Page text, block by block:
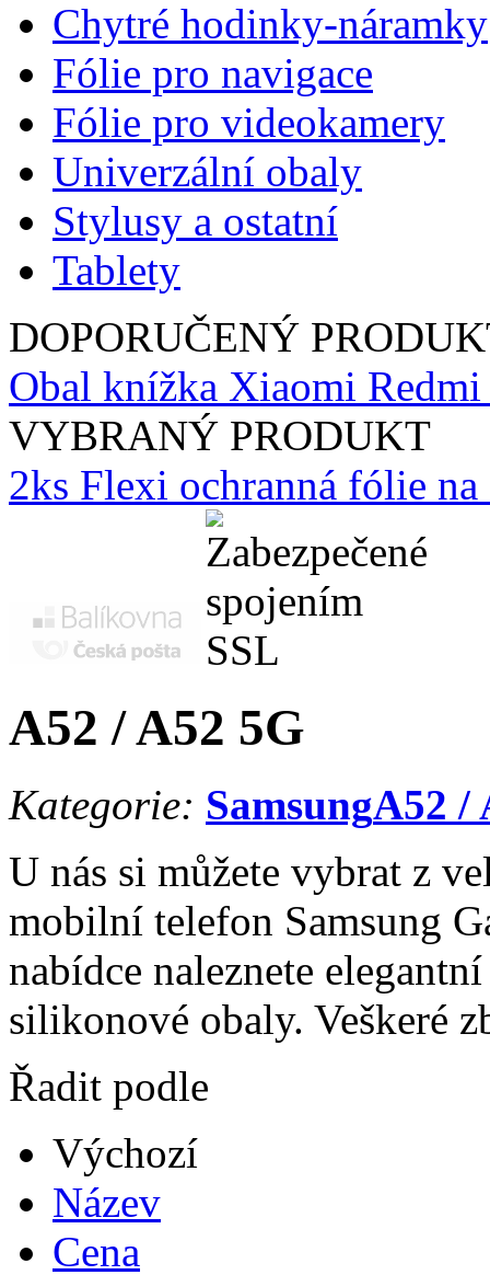
Chytré hodinky-náramky
Fólie pro navigace
Fólie pro videokamery
Univerzální obaly
Stylusy a ostatní
Tablety
DOPORUČENÝ
Obal knížka Xiaomi
VYBRANÝ PRODUKT
2ks Flexi ochranná fólie
A52 / A52 5G
Kategorie: SamsungA52 /
U nás si můžete vybrat z
mobilní telefon Samsung
nabídce naleznete
silikonové obaly. Veškeré
Řadit podle
Výchozí
Název
Cena